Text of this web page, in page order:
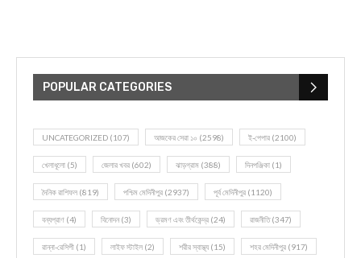
POPULAR CATEGORIES
UNCATEGORIZED (107) আজকের সেরা ১০ (2598) ই-পেপার (2100)
খেলাধূলো (5) জেলার খবর (602) ঝাড়গ্রাম (388) দিনপঞ্জিকা (1)
দৈনিক রাশিফল (819) পশ্চিম মেদিনীপুর (2937) পূর্ব মেদিনীপুর (1120)
বন্যপ্রাণ (4) বিনোদন(3) ভ্রমণ এবং তীর্থকেন্দ্র (24) রাজনীতি(347)
রান্না-রেসিপী (1) লাইফ স্টাইল (2) শরীর স্বাস্থ্য (15) শহর মেদিনীপুর (917)